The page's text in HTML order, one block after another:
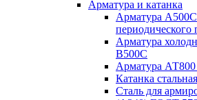
Арматура и катанка
Арматура А500С
периодического
Арматура
В500С
Арматура
Катанка стальная
Сталь для